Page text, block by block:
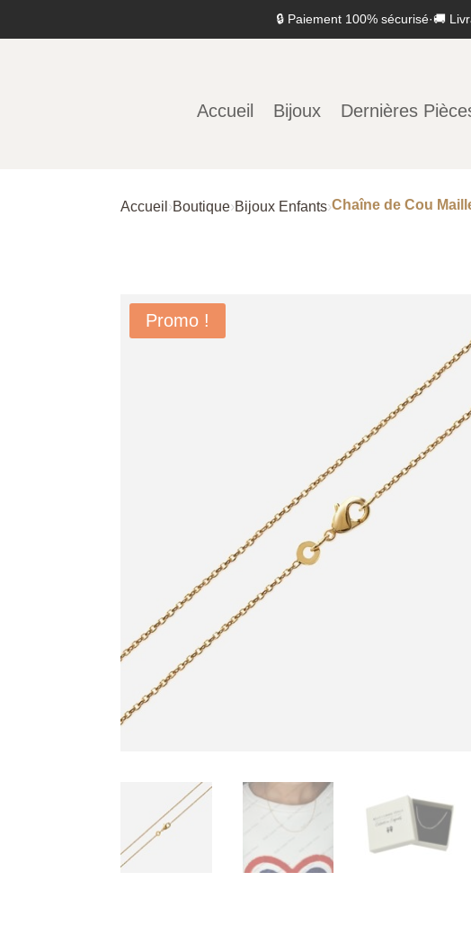
🔒 Paiement 100% sécurisé·🚚
Accueil Bijoux Dernières
Accueil ›Boutique›Bijoux Enfants›Chaîne de Cou
Promo !